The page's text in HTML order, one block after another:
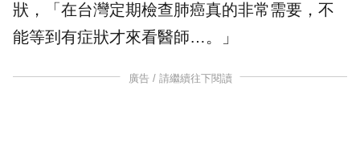
狀，「在台灣定期檢查肺癌真的非常需要，不
能等到有症狀才來看醫師…。」
廣告 / 請繼續往下閱讀